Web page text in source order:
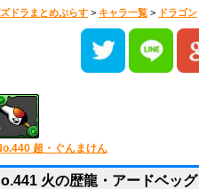
ドラまとめぷらす > キャラ一覧 > ドラゴン
超・ぐんまけん
火の歴龍・アードベッグ